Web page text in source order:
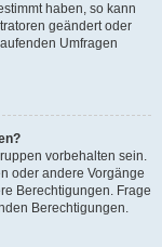
haben, so kann
geändert oder
Umfragen
vorbehalten sein.
oder andere Vorgänge
Berechtigungen. Frage
Berechtigungen.